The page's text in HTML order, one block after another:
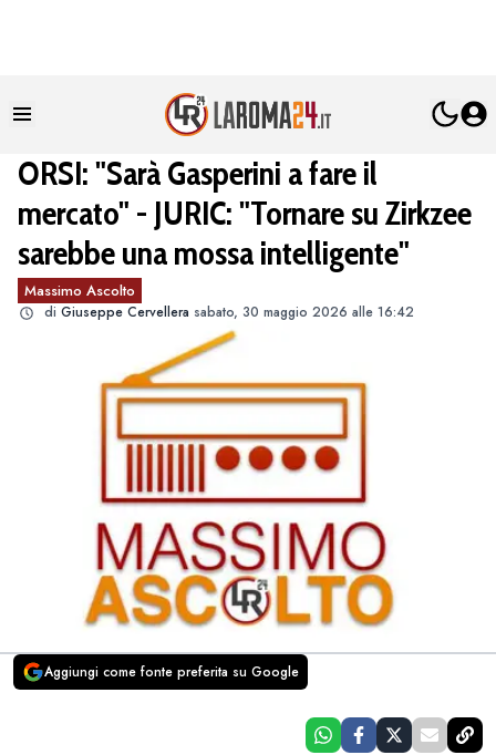
ORSI: "Sarà Gasperini a fare il
mercato" - JURIC: "Tornare su Zirkzee
sarebbe una mossa intelligente"
Massimo Ascolto
di Giuseppe Cervellera sabato, 30 maggio 2026 alle 16:42
Aggiungi come fonte preferita su Google